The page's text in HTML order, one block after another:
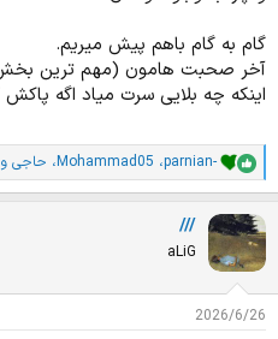
گام به گام باهم پیش میریم.
آخر صحبت هامون (مهم ترین بخش)
اینکه چه بلایی سرت میاد اگه
ا
م
ت
ی
ا
ز
ت
:
parnian-، Mohammad05، حاجی و 4
///
aLiG
2026/6/26